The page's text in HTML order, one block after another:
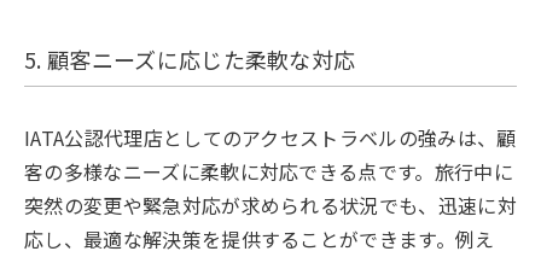
5. 顧客ニーズに応じた柔軟な対応
IATA公認代理店としてのアクセストラベルの強みは、顧
客の多様なニーズに柔軟に対応できる点です。旅行中に
突然の変更や緊急対応が求められる状況でも、迅速に対
応し、最適な解決策を提供することができます。例え